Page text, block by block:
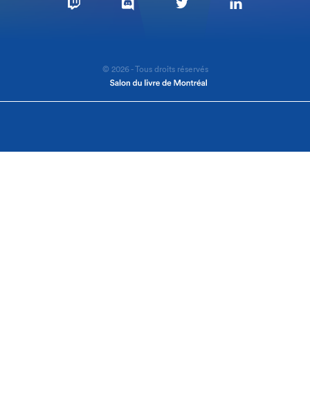
© 2026 - Tous droits réservés